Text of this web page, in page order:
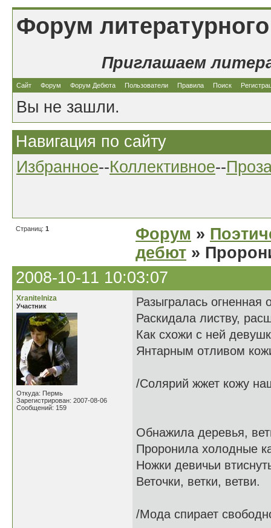
Форум
Приглашаем
Сайт Форум Форум Дебюта Пользователи Правила Поиск
Вы не зашли.
Навигация по сайту
Избранное--Коллективное--
Страниц: 1 Форум »
дебют »
2008-10-11 10:03:07
Xranitelniza
Участник
Откуда: Пермь
Зарегистрирован: 2007-08-06
Сообщений: 159
Разыгралась огненная
Раскидала листву,
Как схожи с ней
Янтарным отливом
/Солярий жжет кожу
Обнажила деревья,
Проронила холодные
Ножки девичьи
Веточки, ветки, ветви.
/Мода спирает